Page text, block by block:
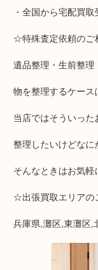
・解放感ある店内
・出張買取,店頭買
・全国から宅配買
☆特殊査定依頼の
遺品整理・生前整
物を整理するケー
整理したいけど